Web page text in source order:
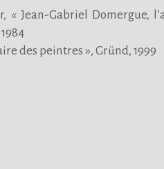
« Jean-Gabriel Domergue,
des peintres », Gründ, 1999